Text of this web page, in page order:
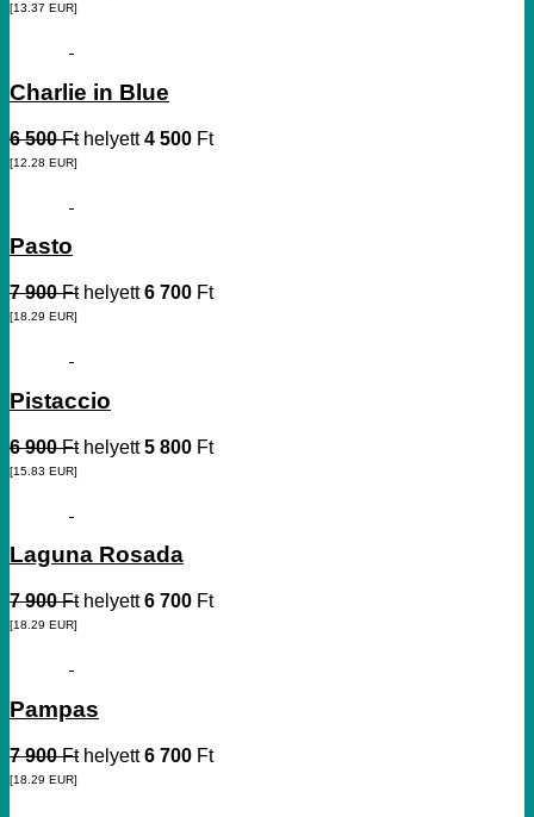
[13.37 EUR]
Charlie in Blue
6 500 Fthelyett4 500 Ft
[12.28 EUR]
Pasto
7 900 Fthelyett6 700 Ft
[18.29 EUR]
Pistaccio
6 900 Fthelyett5 800 Ft
[15.83 EUR]
Laguna Rosada
7 900 Fthelyett6 700 Ft
[18.29 EUR]
Pampas
7 900 Fthelyett6 700 Ft
[18.29 EUR]